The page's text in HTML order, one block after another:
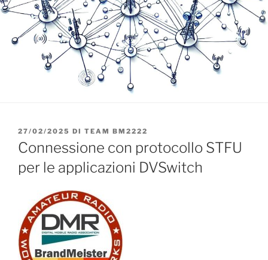
PUBBLICATO
IL
27/02/2025 DI TEAM BM2222
Connessione con protocollo STFU
per le applicazioni DVSwitch